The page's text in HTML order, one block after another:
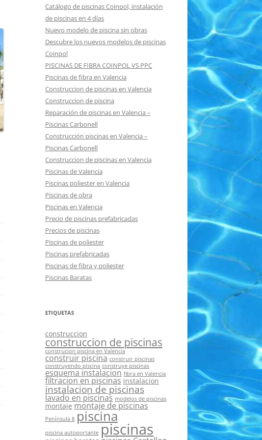
Catálogo de piscinas Coinpol, instalación
de piscinas en 4 días
Nuevo modelo de piscina sin obras
Descubre los nuevos modelos de piscinas
Coinpol
PISCINAS DE FIBRA COINPOL VS PPC
Piscinas de fibra en Valencia
Construccion de piscinas en Valencia
Construccion de piscina
Reparación de piscinas en Valencia –
Piscinas Carbonell
Construcción piscinas en Valencia –
Piscinas Carbonell
Construccion de piscinas en Valencia
Piscinas de Valencia
Piscinas poliester en Valencia
Piscinas de obra
Piscinas en Valencia
Precio de piscinas prefabricadas
Precios de piscinas
Piscinas de poliester
Piscinas prefabricadas
Piscinas de fibra y poliester
Piscinas Baratas
ETIQUETAS
construccion
construccion de piscinas
construcion piscina en Valencia
construir piscina construir piscinas
construyendo piscina construye piscinas
esquema instalacion fibra en Valencia
filtracion en piscinas instalacion
instalacion de piscinas
lavado en piscinas modelos de piscinas
montaje montaje de piscinas
Península 8 piscina
piscina autoportante piscinas